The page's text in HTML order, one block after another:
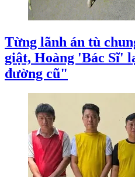
Từng lãnh án tù
giật, Hoàng 'Bác Sĩ'
đường cũ"